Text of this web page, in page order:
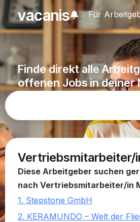
vacanis Für
Finde direkt alle
offenen Jobs in deiner
Vertriebsmitarbeiter/
Diese Arbeitgeber suchen
nach Vertriebsmitarbeiter/in
1. Stepstone GmbH
2. KERAMUNDO – Welt der